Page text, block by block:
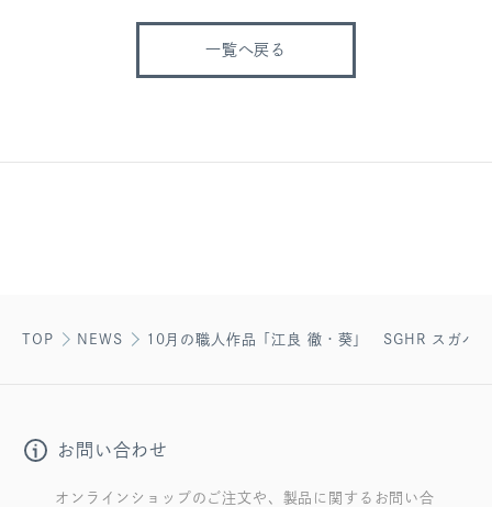
一覧へ戻る
TOP NEWS 10月の職人作品「江良 徹・葵」 SGHR スガハ
お問い合わせ
オンラインショップのご注文や、製品に関するお問い合